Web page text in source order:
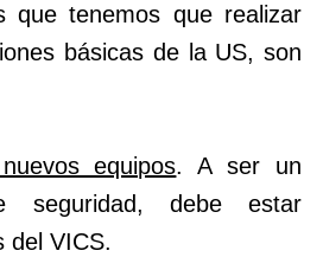
que tenemos que realizar
básicas de la US, son
equipos. A ser un
seguridad, debe estar
del VICS.